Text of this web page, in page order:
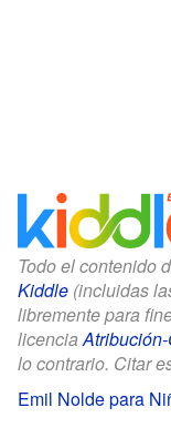
Todo el contenido
Kiddle (incluidas
libremente para
licencia
lo contrario. Citar
Emil Nolde para